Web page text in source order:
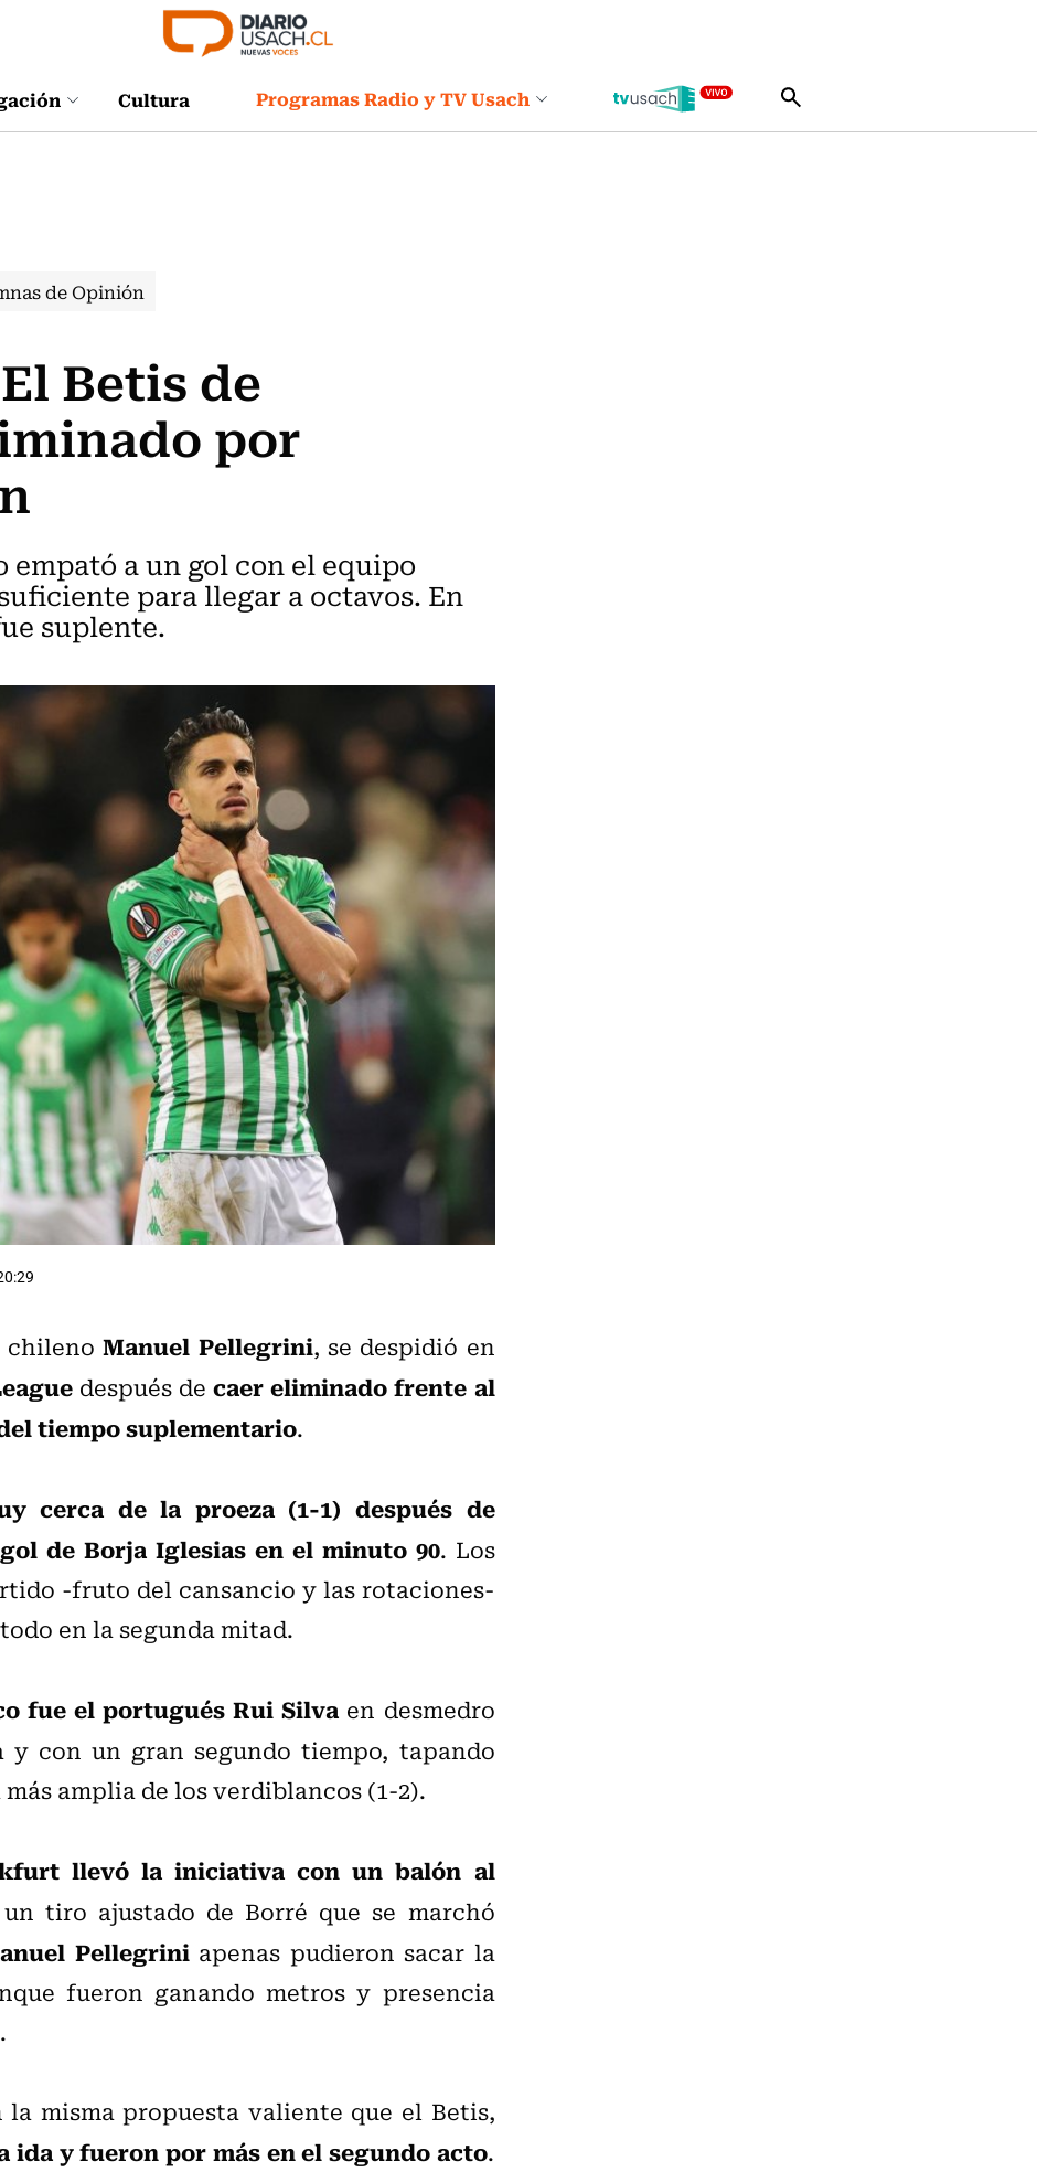
Cultura Programas Radio y TV Usach
de Opinión
Betis de
por
a un gol con el equipo
para llegar a octavos. En
suplente.
chilenoManuel Pellegrini, se despidió en
después decaer eliminado frente al
tiempo suplementario.
cerca de la proeza (1-1) después de
de Borja Iglesias en el minuto 90. Los
-fruto del cansancio y las rotaciones-
en la segunda mitad.
fue el portugués Rui Silva en desmedro
con un gran segundo tiempo, tapando
amplia de los verdiblancos (1-2).
llevó la iniciativa con un balón al
tiro ajustado de Borré que se marchó
Pellegriniapenas pudieron sacar la
fueron ganando metros y presencia
misma propuesta valiente que el Betis,
ida y fueron por más en el segundo acto.